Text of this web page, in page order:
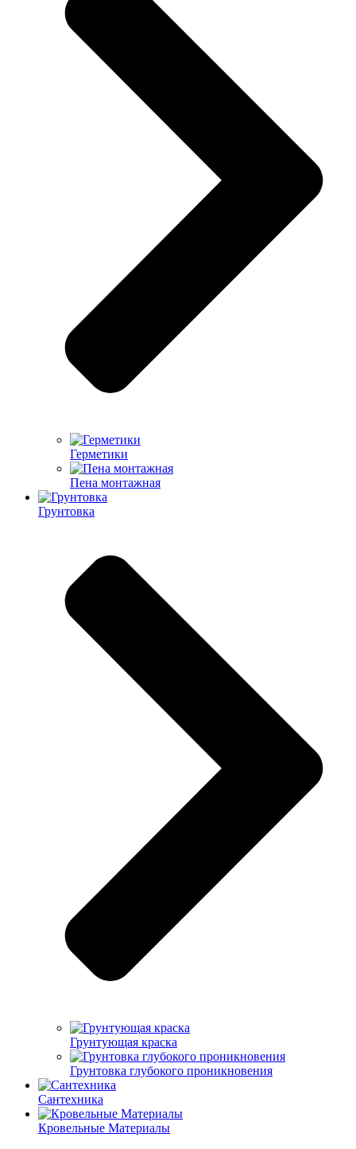
Герметики
Пена монтажная
Грунтовка
Грунтующая краска
Грунтовка глубокого проникновения
Сантехника
Кровельные Материалы